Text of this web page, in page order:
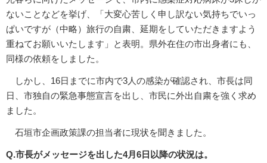
ないことなどを挙げ、「大変心苦しく申し訳ない気持ちでいっ
ぱいですが（中略）旅行の自粛、延期をしていただきますよう
重ねてお願いいたします」と表明。県外在住の市出身者にも、
同様の依頼をしました。
しかし、16日までに市内で3人の感染が確認され、市長は同
日、市独自の緊急事態宣言を出し、市民に外出自粛を強く求め
ました。
石垣市企画政策課の担当者に現状を聞きました。
Q.市長がメッセージを出した4月6日以降の状況は。